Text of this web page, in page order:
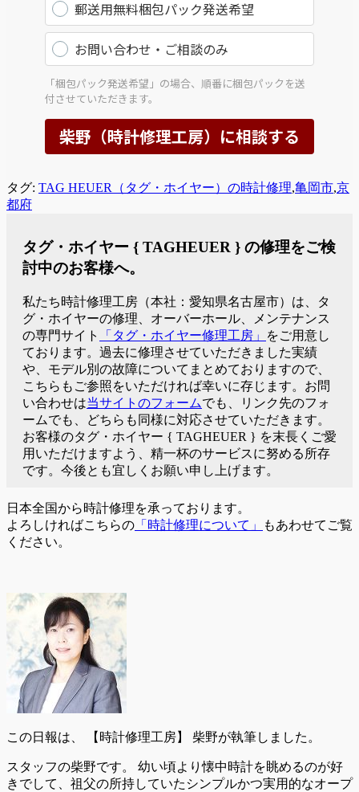
タグ: TAG HEUER（タグ・ホイヤー）の時計修理,亀岡市,京
都府
タグ・ホイヤー { TAGHEUER } の修理をご検
討中のお客様へ。
私たち時計修理工房（本社：愛知県名古屋市）は、タ
グ・ホイヤーの修理、オーバーホール、メンテナンス
の専門サイト
「タグ・ホイヤー修理工房」
をご用意し
ております。過去に修理させていただきました実績
や、モデル別の故障についてまとめておりますので、
こちらもご参照をいただければ幸いに存じます。お問
い合わせは当サイトのフォームでも、リンク先のフォ
ームでも、どちらも同様に対応させていただきます。
お客様のタグ・ホイヤー { TAGHEUER } を末長くご愛
用いただけますよう、精一杯のサービスに努める所存
です。今後とも宜しくお願い申し上げます。
日本全国から時計修理を承っております。
よろしければこちらの 「時計修理について」
もあわせてご覧
ください。
この日報は、 【時計修理工房】 柴野が執筆しました。
スタッフの柴野です。 幼い頃より懐中時計を眺めるのが好
きでして、祖父の所持していたシンプルかつ実用的なオープ